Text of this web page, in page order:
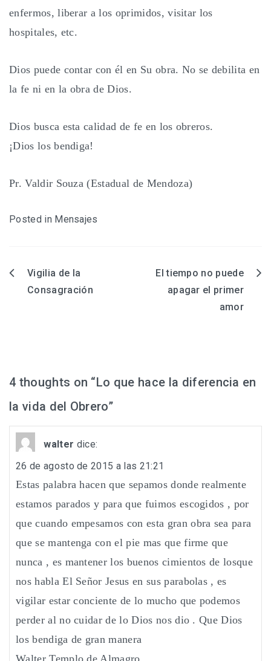
enfermos, liberar a los oprimidos, visitar los
hospitales, etc.
Dios puede contar con él en Su obra. No se debilita en
la fe ni en la obra de Dios.
Dios busca esta calidad de fe en los obreros.
¡Dios los bendiga!
Pr. Valdir Souza (Estadual de Mendoza)
Posted in Mensajes
Navegación
Vigilia de la
Consagración
El tiempo no puede
apagar el primer
amor
4 thoughts on “Lo que hace la diferencia en
la vida del Obrero”
walter dice:
26 de agosto de 2015 a las 21:21
Estas palabra hacen que sepamos donde realmente
estamos parados y para que fuimos escogidos , por
que cuando empesamos con esta gran obra sea para
que se mantenga con el pie mas que firme que
nunca , es mantener los buenos cimientos de losque
nos habla El Señor Jesus en sus parabolas , es
vigilar estar conciente de lo mucho que podemos
perder al no cuidar de lo Dios nos dio . Que Dios
los bendiga de gran manera
Walter Templo de Almagro